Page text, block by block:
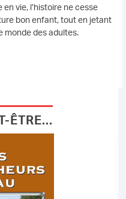
vie, l’histoire ne cesse
bon enfant, tout en jetant
des adultes.
ÊTRE...